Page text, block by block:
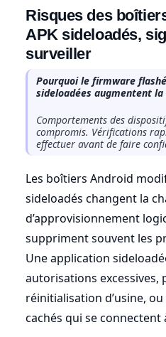
Risques des
APK sideloadés,
surveiller
Pourquoi le firmware
sideloadées augmentent la
Comportements des
compromis. Vérifications
effectuer avant de faire
Les boîtiers Android
sideloadés changent la
d’approvisionnement
suppriment souvent les
Une application
autorisations excessives,
réinitialisation d’usine,
cachés qui se